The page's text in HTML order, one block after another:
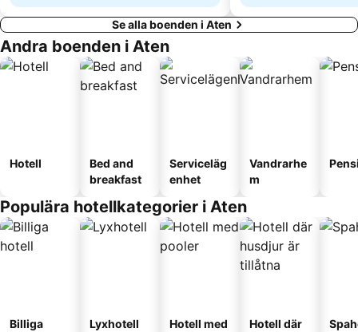
Se alla boenden i Aten
Andra boenden i Aten
Hotell
Bed and
breakfast
Serviceläg
enhet
Vandrarhe
m
Populära hotellkategorier i Aten
Billiga
Lyxhotell
Hotell med
Hotell där